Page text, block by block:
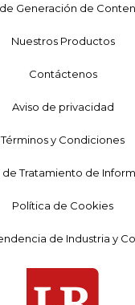
Generación de
Nuestros Productos
Contáctenos
Aviso de privacidad
Términos y Condiciones
de Tratamiento de
Política de Cookies
de Industria y